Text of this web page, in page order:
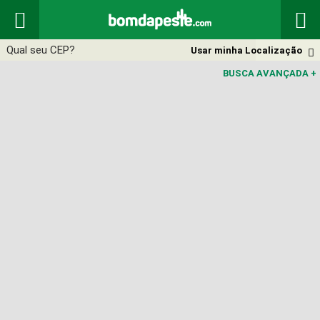
 

Usar minha Localização
BUSCA AVANÇADA +